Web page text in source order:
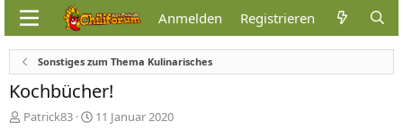
Anmelden Registrieren
Sonstiges zum Thema Kulinarisches
Kochbücher!
E
Patrick83
E11 Januar 2020